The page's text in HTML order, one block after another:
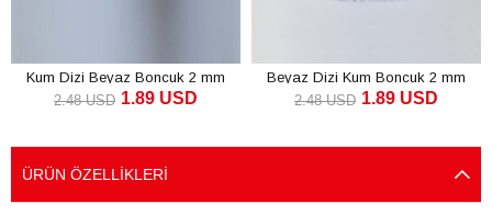
Kum Dizi Beyaz Boncuk 2 mm
1.89 USD
2.48 USD
Beyaz Dizi Kum Boncuk 2 mm
1.89 USD
2.48 USD
ÜRÜN ÖZELLIKLERI